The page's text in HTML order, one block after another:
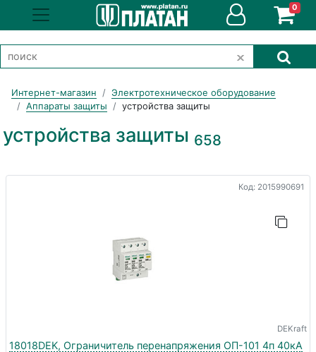
0
Интернет-магазин
Электротехническое оборудование
Аппараты защиты
устройства защиты
устройства защиты 658
Код: 2015990691
DEKraft
18018DEK, Ограничитель перенапряжения ОП-101 4п 40кА